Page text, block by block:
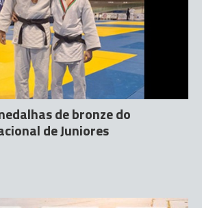
de bronze do
de Juniores